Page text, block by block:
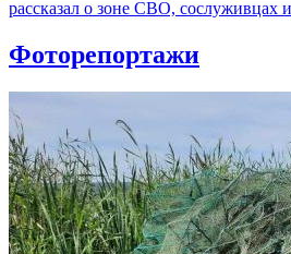
рассказал о зоне СВО, сослуживцах
Фоторепортажи